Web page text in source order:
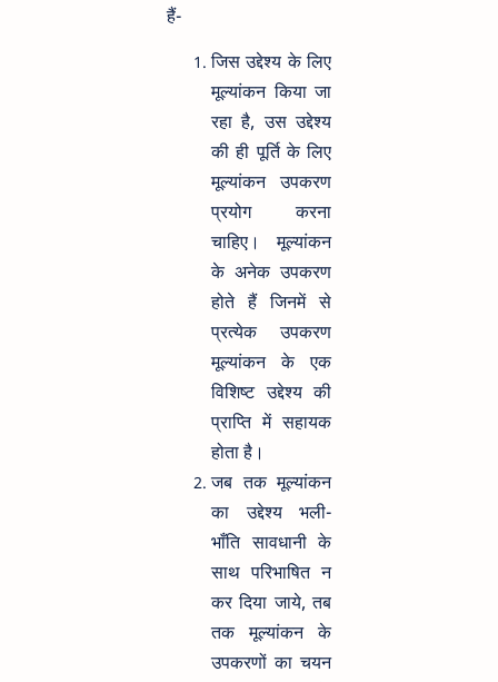
हैं-
जिस उद्देश्य के लिए
मूल्यांकन किया जा
रहा है, उस उद्देश्य
की ही पूर्ति के लिए
मूल्यांकन उपकरण
प्रयोग करना
चाहिए। मूल्यांकन
के अनेक उपकरण
होते हैं जिनमें से
प्रत्येक उपकरण
मूल्यांकन के एक
विशिष्ट उद्देश्य की
प्राप्ति में सहायक
होता है।
जब तक मूल्यांकन
का उद्देश्य भली-
भाँति सावधानी के
साथ परिभाषित न
कर दिया जाये, तब
तक मूल्यांकन के
उपकरणों का चयन